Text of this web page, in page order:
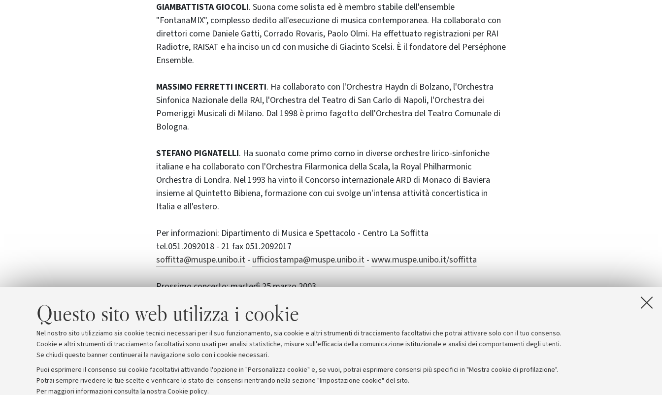
Questo sito web utilizza i cookie
Nel nostro sito utilizziamo sia cookie tecnici necessari per il suo funzionamento, sia cookie e altri strumenti di tracciamento facoltativi che potrai attivare solo con il tuo consenso.
Cookie e altri strumenti di tracciamento facoltativi sono usati per analisi statistiche, misure sull'efficacia della comunicazione istituzionale e analisi dei comportamenti degli utenti.
Se chiudi questo banner continuerai la navigazione solo con i cookie necessari.
Puoi esprimere il consenso sui cookie facoltativi attivando l'opzione in "Personalizza cookie" e, se vuoi, potrai esprimere consensi più specifici in "Mostra cookie di profilazione".
Potrai sempre rivedere le tue scelte e verificare lo stato dei consensi rientrando nella sezione "Impostazione cookie" del sito.
Per maggiori informazioni consulta la nostra Cookie policy.
GIAMBATTISTA GIOCOLI. Suona come solista ed è membro stabile dell'ensemble
"FontanaMIX", complesso dedito all'esecuzione di musica contemporanea. Ha collaborato con
direttori come Daniele Gatti, Corrado Rovaris, Paolo Olmi. Ha effettuato registrazioni per RAI
Radiotre, RAISAT e ha inciso un cd con musiche di Giacinto Scelsi. È il fondatore del Perséphone
Ensemble.
MASSIMO FERRETTI INCERTI. Ha collaborato con l'Orchestra Haydn di Bolzano, l'Orchestra
Sinfonica Nazionale della RAI, l'Orchestra del Teatro di San Carlo di Napoli, l'Orchestra dei
Pomeriggi Musicali di Milano. Dal 1998 è primo fagotto dell'Orchestra del Teatro Comunale di
Bologna.
STEFANO PIGNATELLI. Ha suonato come primo corno in diverse orchestre lirico-sinfoniche
italiane e ha collaborato con l'Orchestra Filarmonica della Scala, la Royal Philharmonic
Orchestra di Londra. Nel 1993 ha vinto il Concorso internazionale ARD di Monaco di Baviera
insieme al Quintetto Bibiena, formazione con cui svolge un'intensa attività concertistica in
Italia e all'estero.
Per informazioni: Dipartimento di Musica e Spettacolo - Centro La Soffitta
tel.051.2092018 - 21 fax 051.2092017
soffitta@muspe.unibo.it - ufficiostampa@muspe.unibo.it - www.muspe.unibo.it/soffitta
Prossimo concerto: martedì 25 marzo 2003
MIRCO ROVERELLI pianoforte - QUARTETTO BERNINI
Archivio Comunicati stampa Redazione Rassegna stampa